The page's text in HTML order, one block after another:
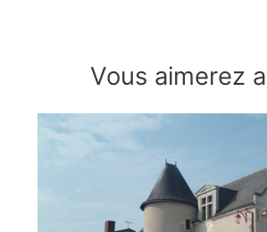
Vous aimerez